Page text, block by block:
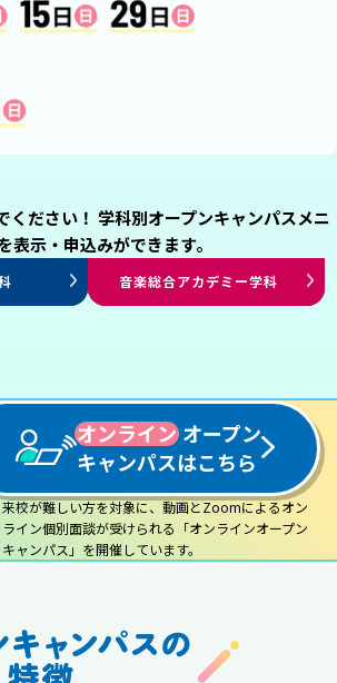
ください！ 学科別オープンキャンパスメニ
表示・申込みができます。
プロミュージシャン学科
科
プロダンサー専攻
パフォーミングアーツ学科
学科
声優俳優専攻
パフォーミングアーツ学科
学科
エンタテインメント
スタッフ学科
学科 ジャズ・ポピュラー学科
音楽総合アカデミー学科
オンライン オープン
キャンパスはこちら
来校が難しい方を対象に、動画とZoomによるオン
ライン個別面談が受けられる「オンラインオープン
キャンパス」を開催しています。